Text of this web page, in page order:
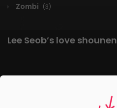
Zombi (3)
Lee Seob’s love shounen
Popüler